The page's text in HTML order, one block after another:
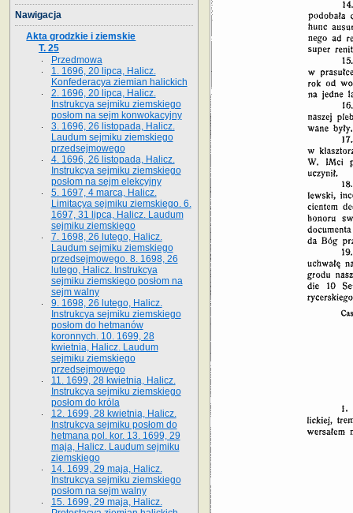
Nawigacja
Akta grodzkie i ziemskie
T. 25
Przedmowa
1. 1696, 20 lipca, Halicz.
Konfederacya ziemian halickich
2. 1696, 20 lipca, Halicz.
Instrukcya sejmiku ziemskiego
posłom na sejm konwokacyjny
3. 1696, 26 listopada, Halicz.
Laudum sejmiku ziemskiego
przedsejmowego
4. 1696, 26 listopada, Halicz.
Instrukcya sejmiku ziemskiego
posłom na sejm elekcyjny
5. 1697, 4 marca, Halicz.
Limitacya sejmiku ziemskiego. 6.
1697, 31 lipca, Halicz. Laudum
sejmiku ziemskiego
7. 1698, 26 lutego, Halicz.
Laudum sejmiku ziemskiego
przedsejmowego. 8. 1698, 26
lutego, Halicz. Instrukcya
sejmiku ziemskiego posłom na
sejm walny
9. 1698, 26 lutego, Halicz.
Instrukcya sejmiku ziemskiego
posłom do hetmanów
koronnych. 10. 1699, 28
kwietnia, Halicz. Laudum
sejmiku ziemskiego
przedsejmowego
11. 1699, 28 kwietnia, Halicz.
Instrukcya sejmiku ziemskiego
posłom do króla
12. 1699, 28 kwietnia, Halicz.
Instrukcya sejmiku posłom do
hetmana pol. kor. 13. 1699, 29
maja, Halicz. Laudum sejmiku
ziemskiego
14. 1699, 29 maja, Halicz.
Instrukcya sejmiku ziemskiego
posłom na sejm walny
15. 1699, 29 maja, Halicz.